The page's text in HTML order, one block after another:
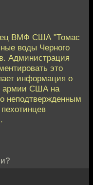
ВМФ США "Томас
воды Черного
Администрация
это
информация о
армии США на
неподтвержденным